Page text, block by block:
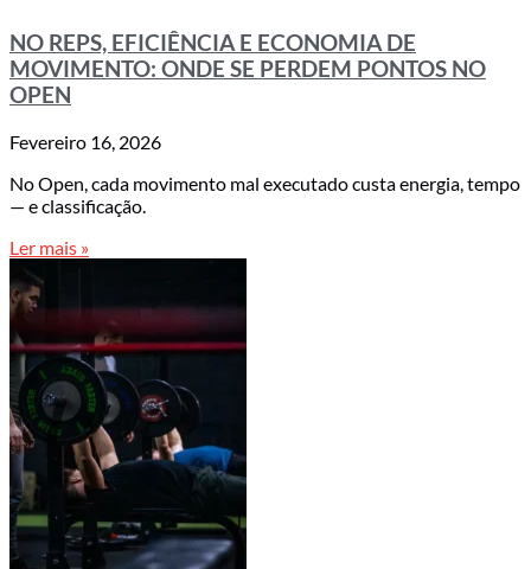
NO REPS, EFICIÊNCIA E ECONOMIA DE
MOVIMENTO: ONDE SE PERDEM PONTOS NO
OPEN
Fevereiro 16, 2026
No Open, cada movimento mal executado custa energia, tempo
— e classificação.
Ler mais »